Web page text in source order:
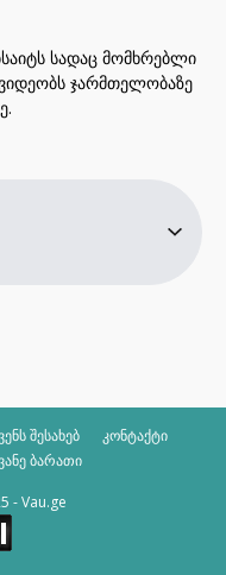
სადაც მომხრებლი
ჯარმთელობაზე
შესახებ
კონტაქტი
ბარათი
- Vau.ge